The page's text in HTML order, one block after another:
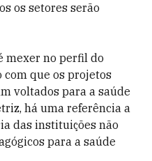
os setores serão
mexer no perfil do
com que os projetos
voltados para a saúde
há uma referência a
das instituições não
para a saúde